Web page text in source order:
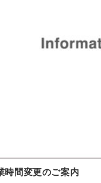
時間変更のご案内